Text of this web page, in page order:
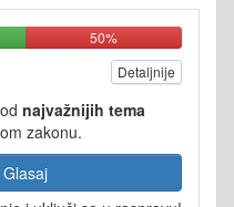
50%
Detaljnije
najvažnijih tema
zakonu.
Glasaj